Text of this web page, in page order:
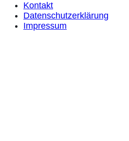
Kontakt
Datenschutzerklärung
Impressum